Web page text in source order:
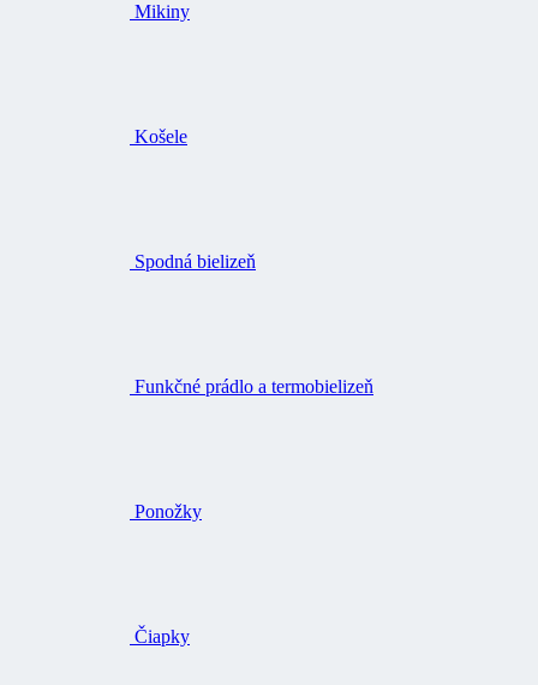
Mikiny
Košele
Spodná bielizeň
Funkčné prádlo a termobielizeň
Ponožky
Čiapky